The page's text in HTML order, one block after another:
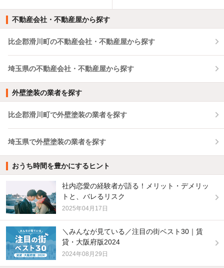
不動産会社・不動産屋から探す
比企郡滑川町の不動産会社・不動産屋から探す
埼玉県の不動産会社・不動産屋から探す
外壁塗装の業者を探す
比企郡滑川町で外壁塗装の業者を探す
埼玉県で外壁塗装の業者を探す
おうち時間を豊かにするヒント
社内恋愛の経験者が語る！メリット・デメリッ
トと、バレるリスク
2025年04月17日
＼みんなが見ている／注目の街ベスト30｜賃
貸・大阪府版2024
2024年08月29日